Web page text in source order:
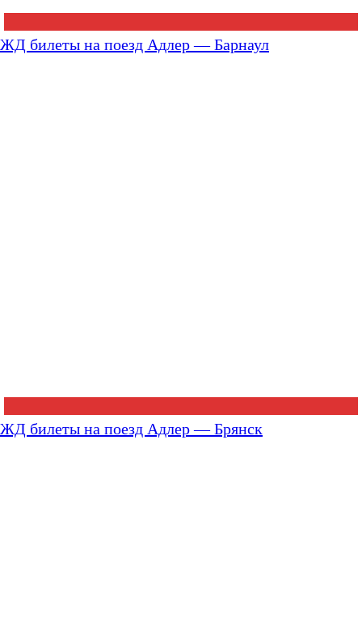
ЖД билеты на поезд Адлер — Барнаул
ЖД билеты на поезд Адлер — Брянск